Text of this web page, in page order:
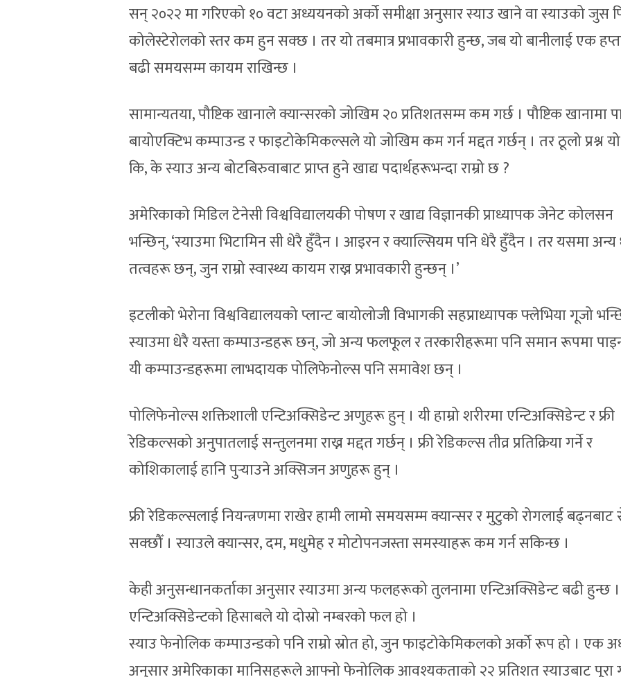
सन् २०२२ मा गरिएको १० वटा अध्ययनको अर्को समीक्षा अनुसार स्याउ खाने वा स्याउको जुस
कोलेस्टेरोलको स्तर कम हुन सक्छ । तर यो तबमात्र प्रभावकारी हुन्छ, जब यो बानीलाई एक
बढी समयसम्म कायम राखिन्छ ।
सामान्यतया, पौष्टिक खानाले क्यान्सरको जोखिम २० प्रतिशतसम्म कम गर्छ । पौष्टिक खानामा
बायोएक्टिभ कम्पाउन्ड र फाइटोकेमिकल्सले यो जोखिम कम गर्न मद्दत गर्छन् । तर ठूलो प्रश्न
कि, के स्याउ अन्य बोटबिरुवाबाट प्राप्त हुने खाद्य पदार्थहरूभन्दा राम्रो छ ?
अमेरिकाको मिडिल टेनेसी विश्वविद्यालयकी पोषण र खाद्य विज्ञानकी प्राध्यापक जेनेट कोलसन
भन्छिन्, ‘स्याउमा भिटामिन सी धेरै हुँदैन । आइरन र क्याल्सियम पनि धेरै हुँदैन । तर यसमा
तत्वहरू छन्, जुन राम्रो स्वास्थ्य कायम राख्न प्रभावकारी हुन्छन् ।’
इटलीको भेरोना विश्वविद्यालयको प्लान्ट बायोलोजी विभागकी सहप्राध्यापक फ्लेभिया गूजो
स्याउमा धेरै यस्ता कम्पाउन्डहरू छन्, जो अन्य फलफूल र तरकारीहरूमा पनि समान रूपमा
यी कम्पाउन्डहरूमा लाभदायक पोलिफेनोल्स पनि समावेश छन् ।
पोलिफेनोल्स शक्तिशाली एन्टिअक्सिडेन्ट अणुहरू हुन् । यी हाम्रो शरीरमा एन्टिअक्सिडेन्ट र फ्री
रेडिकल्सको अनुपातलाई सन्तुलनमा राख्न मद्दत गर्छन् । फ्री रेडिकल्स तीव्र प्रतिक्रिया गर्ने र
कोशिकालाई हानि पुर्‍याउने अक्सिजन अणुहरू हुन् ।
फ्री रेडिकल्सलाई नियन्त्रणमा राखेर हामी लामो समयसम्म क्यान्सर र मुटुको रोगलाई बढ्नबाट
सक्छौँ । स्याउले क्यान्सर, दम, मधुमेह र मोटोपनजस्ता समस्याहरू कम गर्न सकिन्छ ।
केही अनुसन्धानकर्ताका अनुसार स्याउमा अन्य फलहरूको तुलनामा एन्टिअक्सिडेन्ट बढी हुन्छ ।
एन्टिअक्सिडेन्टको हिसाबले यो दोस्रो नम्बरको फल हो ।
स्याउ फेनोलिक कम्पाउन्डको पनि राम्रो स्रोत हो, जुन फाइटोकेमिकलको अर्को रूप हो । एक
अनुसार अमेरिकाका मानिसहरूले आफ्नो फेनोलिक आवश्यकताको २२ प्रतिशत स्याउबाट पूरा